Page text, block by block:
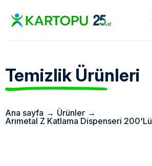
Temizlik Ürünleri
Ana sayfa → Ürünler →
Arımetal Z Katlama Dispenseri 200'Lü